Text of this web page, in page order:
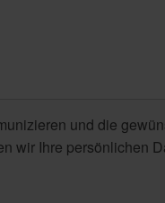
und die
wir Ihre persönlichen